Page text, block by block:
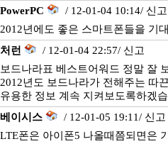
PowerPC
/ 12-01-04 10:14/ 신고
2012년에도 좋은 스마트폰들을 기
처런
/ 12-01-04 22:57/ 신고
보드나라표 베스트어워드 정말 잘
2012년도 보드나라가 전해주는 따
유용한 정보 계속 지켜보도록하겠
베이시스
/ 12-01-05 19:11/ 신고
LTE폰은 아이폰5 나올때쯤되면은